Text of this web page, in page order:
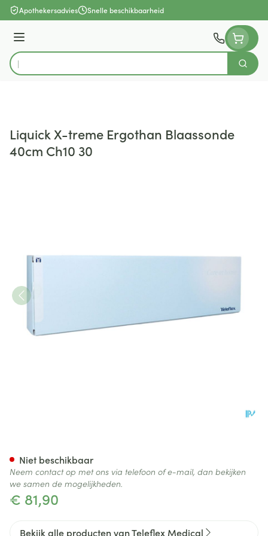
Ga naar de inhoud
Apothekersadvies Snelle beschikbaarheid
Menu
Product, merk, categorie...
Zoek
Liquick X-treme Ergothan Blaassonde
40cm Ch10 30
€ 81,90
Niet beschikbaar
Neem contact op met ons via telefoon of e-mail, dan bekijken
we samen de mogelijkheden.
Bekijk alle producten van Teleflex Medical